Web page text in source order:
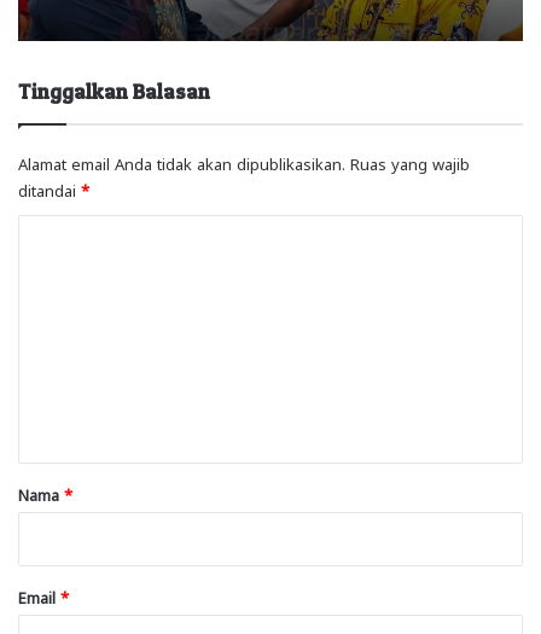
Tinggalkan Balasan
Alamat email Anda tidak akan dipublikasikan. Ruas yang wajib
ditandai *
rNama *
Email *